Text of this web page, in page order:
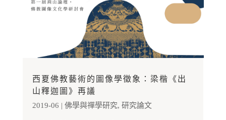
西夏佛教藝術的圖像學徵象：梁楷《出
山釋迦圖》再議
2019-06 | 佛學與禪學研究, 研究論文